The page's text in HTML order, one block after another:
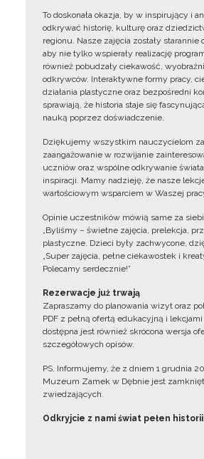
To doskonała okazja, by w inspirujący i
odkrywać historię, kulturę oraz
regionu. Nasze zajęcia zostały starannie
aby nie tylko wspierały realizację
również pobudzały ciekawość,
odkrywców. Interaktywne formy pracy,
działania plastyczne oraz bezpośredni
sprawiają, że historia staje się
nauką poprzez doświadczenie.
Dziękujemy wszystkim nauczycielom
zaangażowanie w rozwijanie
uczniów oraz wspólne odkrywanie
inspiracji. Mamy nadzieję, że nasze
wartościowym wsparciem w Waszej
Opinie uczestników mówią same za
„Byliśmy – świetne zajęcia, prelekcja,
plastyczne. Dzieci były zachwycone,
„Super zajęcia, pełne ciekawostek i
Polecamy serdecznie!”
Rezerwacje już trwają
Zapraszamy do planowania wizyt oraz
PDF z pełną ofertą edukacyjną i
dostępna jest również skrócona wersja
szczegółowych opisów.
PS. Informujemy, że z dniem 1 grudnia
Muzeum Zamek w Dębnie jest
zwiedzających.
Odkryjcie z nami świat pełen